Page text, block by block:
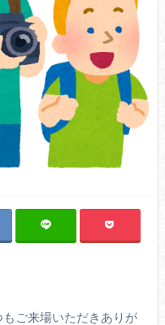
ご来場いただきありが